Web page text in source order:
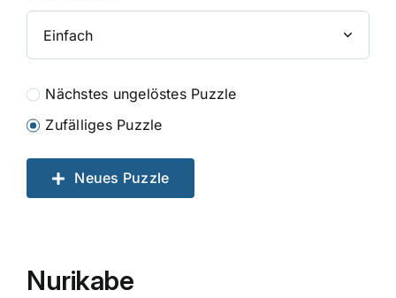
Nächstes ungelöstes Puzzle
Zufälliges Puzzle
Neues Puzzle
Nurikabe